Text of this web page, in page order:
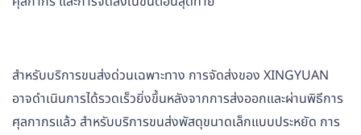
สำหรับบริการขนส่งด่วนเฉพาะทาง การจัดส่งของ XINGYUAN
อาจดำเนินการได้รวดเร็วยิ่งขึ้นหลังจากการส่งออกและผ่านพิธีการ
ศุลกากรแล้ว สำหรับบริการขนส่งพัสดุขนาดเล็กแบบประหยัด การ